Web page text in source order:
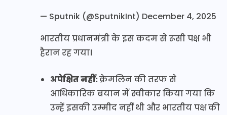
— Sputnik (@SputnikInt) December 4, 2025
भारतीय प्रधानमंत्री के इस कदम से रूसी पक्ष भी
हैरान रह गया।
अपेक्षित नहीं:क्रेमलिन की तरफ से
आधिकारिक बयान में स्वीकार किया गया कि
उन्हें इसकी उम्मीद नहीं थी और भारतीय पक्ष की